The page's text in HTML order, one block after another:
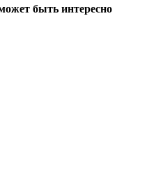
быть интересно